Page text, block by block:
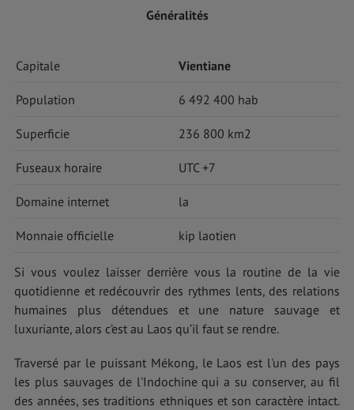
Généralités
Capitale Vientiane
Population 6 492 400 hab
Superficie 236 800 km2
Fuseaux horaire UTC +7
Domaine internet la
Monnaie officielle kip laotien
Si vous voulez laisser derrière vous la routine de la vie
quotidienne et redécouvrir des rythmes lents, des relations
humaines plus détendues et une nature sauvage et
luxuriante, alors c’est au Laos qu’il faut se rendre.
Traversé par le puissant Mékong, le Laos est l'un des pays
les plus sauvages de l'Indochine qui a su conserver, au fil
des années, ses traditions ethniques et son caractère intact.